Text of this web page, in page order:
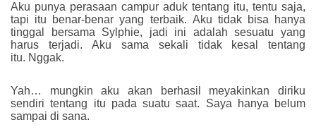
Aku punya perasaan campur aduk tentang itu, tentu saja,
tapi itu benar-benar yang terbaik. Aku tidak bisa hanya
tinggal bersama Sylphie, jadi ini adalah sesuatu yang
harus terjadi. Aku sama sekali tidak kesal tentang
itu. Nggak.
Yah… mungkin aku akan berhasil meyakinkan diriku
sendiri tentang itu pada suatu saat. Saya hanya belum
sampai di sana.